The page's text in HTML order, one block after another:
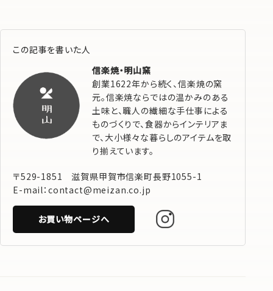
この記事を書いた人
信楽焼・明山窯
創業1622年から続く、信楽焼の窯
元。信楽焼ならではの温かみのある
土味と、職人の繊細な手仕事による
ものづくりで、食器からインテリアま
で、大小様々な暮らしのアイテムを取
り揃えています。
〒529-1851 滋賀県甲賀市信楽町長野1055-1
E-mail：contact@meizan.co.jp
お買い物ページへ